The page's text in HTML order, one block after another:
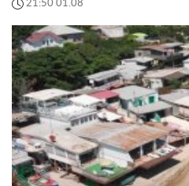
21:50 01.08